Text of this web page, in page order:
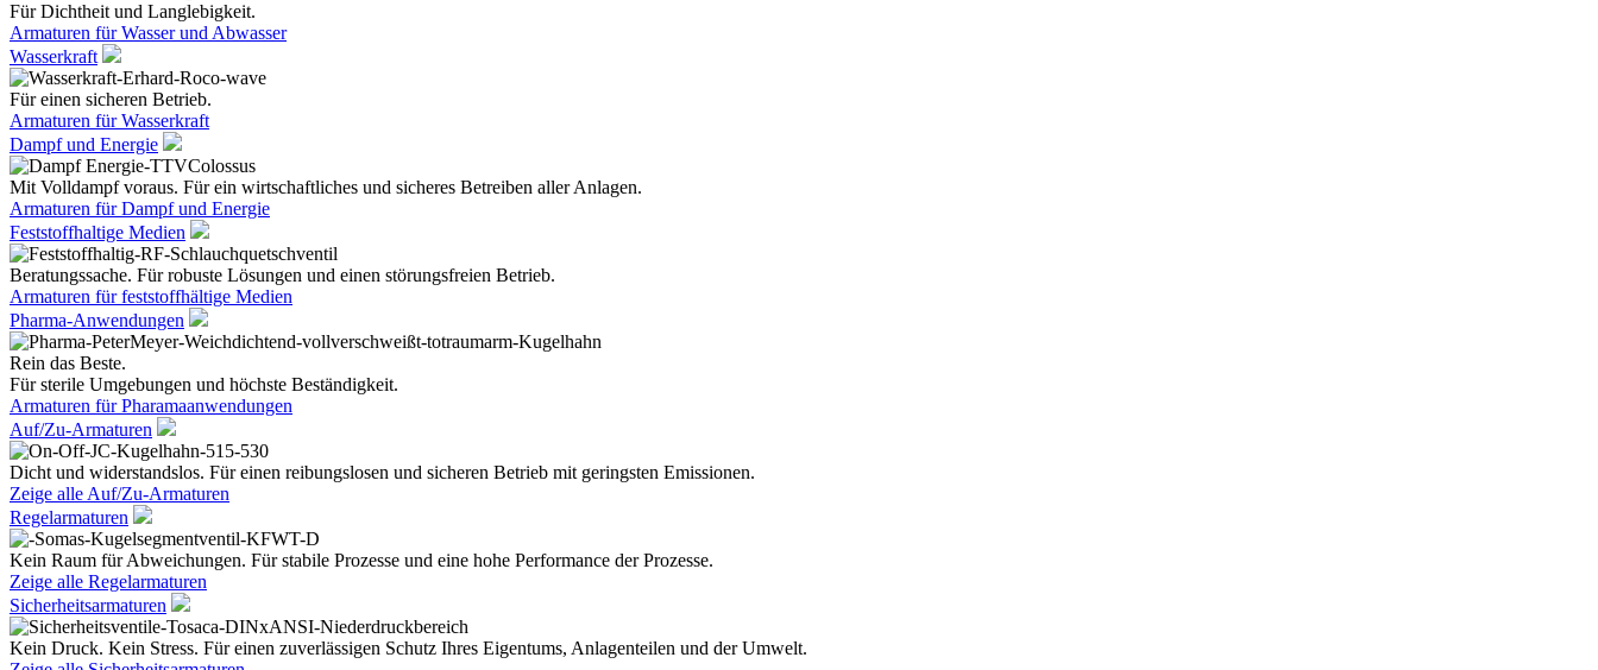
Für Dichtheit und Langlebigkeit.
Armaturen für Wasser und Abwasser
Wasserkraft
Für einen sicheren Betrieb.
Armaturen für Wasserkraft
Dampf und Energie
Mit Volldampf voraus. Für ein wirtschaftliches und sicheres Betreiben aller Anlagen.
Armaturen für Dampf und Energie
Feststoffhaltige Medien
Beratungssache. Für robuste Lösungen und einen störungsfreien Betrieb.
Armaturen für feststoffhältige Medien
Pharma-Anwendungen
Rein das Beste.
Für sterile Umgebungen und höchste Beständigkeit.
Armaturen für Pharamaanwendungen
Auf/Zu-Armaturen
Dicht und widerstandslos. Für einen reibungslosen und sicheren Betrieb mit geringsten Emissionen.
Zeige alle Auf/Zu-Armaturen
Regelarmaturen
Kein Raum für Abweichungen. Für stabile Prozesse und eine hohe Performance der Prozesse.
Zeige alle Regelarmaturen
Sicherheitsarmaturen
Kein Druck. Kein Stress. Für einen zuverlässigen Schutz Ihres Eigentums, Anlagenteilen und der Umwelt.